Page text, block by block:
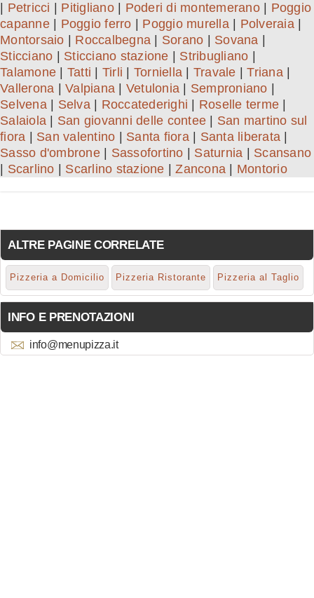
Petricci Pitigliano| Poderi di montemerano| Poggio
capanne| Poggio ferro Poggio murella| Polveraia|
Montorsaio
Roccalbegna Sorano Sovana
Sticciano
Sticciano stazione Stribugliano
Talamone
Tatti Tirli Torniella Travale |Triana|
Vallerona
Valpiana Vetulonia Semproniano
Selvena| Selva| Roccatederighi Roselle terme
Salaiola
San giovanni delle contee
San martino sul
fiora
San valentino Santa fiora| Santa liberata
Sasso d'ombrone| Sassofortino Saturnia
Scansano
Scarlino Scarlino stazione |Zancona Montorio
ALTRE PAGINE CORRELATE
Pizzeria a Domicilio Pizzeria Ristorante Pizzeria al Taglio
INFO E PRENOTAZIONI
info@menupizza.it